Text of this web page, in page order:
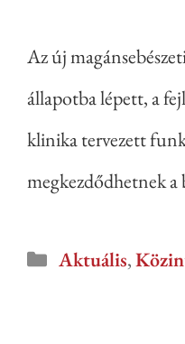
Az új
állapotba lépett, a
klinika tervezett
megkezdődhetnek
Aktuális,